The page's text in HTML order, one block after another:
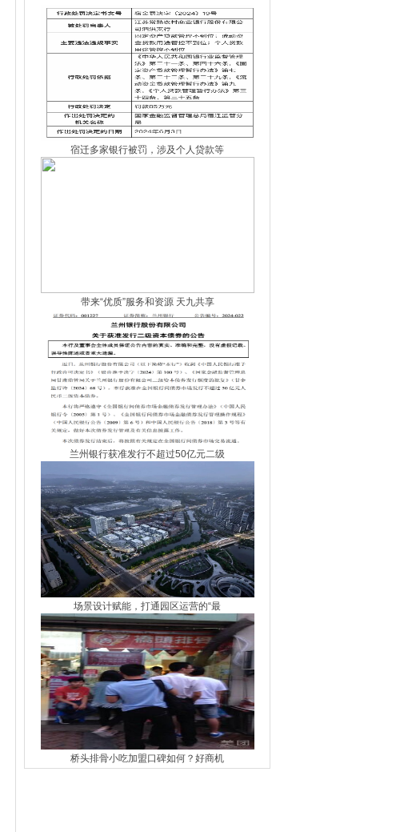
会在京盛大发布
宿迁多家银行被罚，涉及个人贷款等
带来“优质”服务和资源 天九共享
兰州银行获准发行不超过50亿元二级
场景设计赋能，打通园区运营的“最
桥头排骨小吃加盟口碑如何？好商机